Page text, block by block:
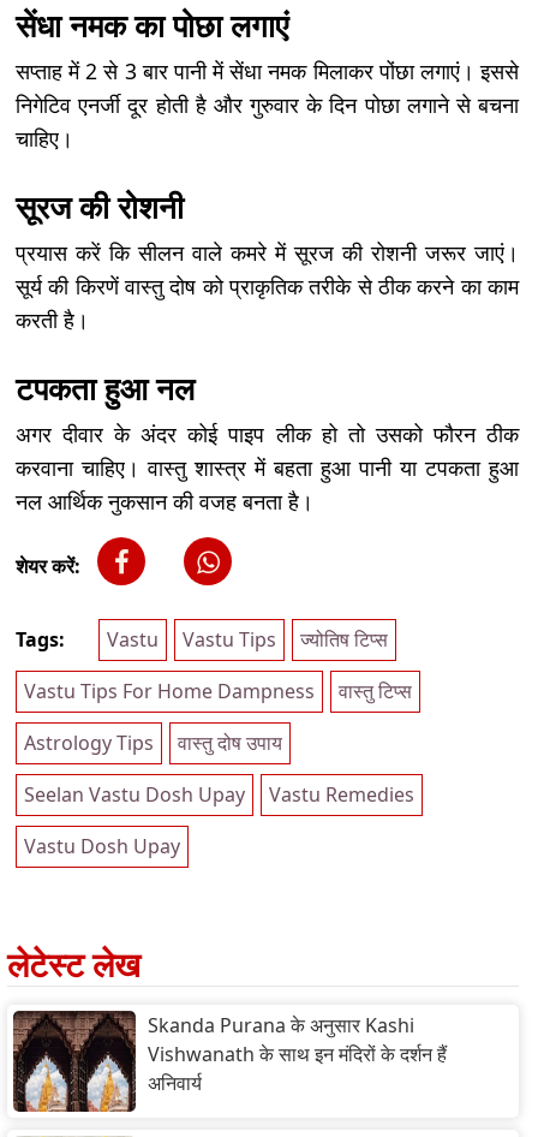
सेंधा नमक का पोछा लगाएं
सप्ताह में 2 से 3 बार पानी में सेंधा नमक मिलाकर पोंछा लगाएं। इससे
निगेटिव एनर्जी दूर होती है और गुरुवार के दिन पोछा लगाने से बचना
चाहिए।
सूरज की रोशनी
प्रयास करें कि सीलन वाले कमरे में सूरज की रोशनी जरूर जाएं।
सूर्य की किरणें वास्तु दोष को प्राकृतिक तरीके से ठीक करने का काम
करती है।
टपकता हुआ नल
अगर दीवार के अंदर कोई पाइप लीक हो तो उसको फौरन ठीक
करवाना चाहिए। वास्तु शास्त्र में बहता हुआ पानी या टपकता हुआ
नल आर्थिक नुकसान की वजह बनता है।
शेयर करें:
Tags: Vastu Vastu Tips
ज्योतिष टिप्स
Vastu Tips For Home Dampness
वास्तु टिप्स
Astrology Tips
वास्तु दोष उपाय
Seelan Vastu Dosh Upay
Vastu Remedies
Vastu Dosh Upay
लेटेस्ट लेख
Skanda Purana के अनुसार Kashi
Vishwanath के साथ इन मंदिरों के दर्शन हैं
अनिवार्य